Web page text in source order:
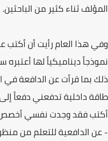
المؤلف ثناء كثير من الباحثين.
وفي هذا العام رأيت أن أكتب
نموذجاً ديناميكياً لها
ذلك بما قرأت عن الدافعة في
طاقة داخلية تدفعني دفعاً إلى
أكتب فقد وجدت نفسي أخصص
- عن الدافعية للتعلم من